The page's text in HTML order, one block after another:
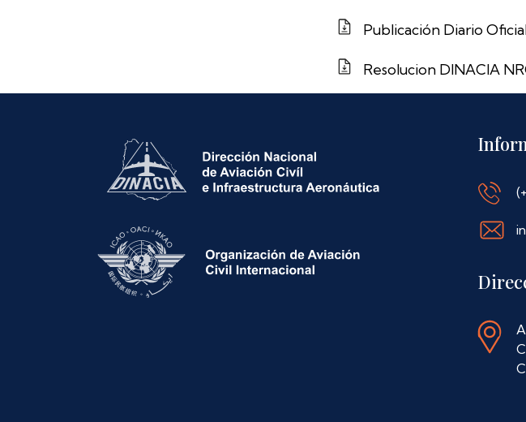
Publicación Diario
Resolucion DINACIA